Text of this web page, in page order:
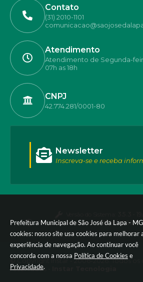
Prefeitura Municipal de São José da Lapa -
cookies: nosso site usa cookies para melhorar
experiência de navegação. Ao continuar você
concorda com a nossa Política de Cookies e
Privacidade.
Contato
(31) 2010-1101
Atendimento
Atendimento de Segunda-
07h as 18h
CNPJ
42.774.281/0001-80
Newsletter
Inscreva-se e receba
Portal atualizado em:07/08/2026
© Copyright Instar - 2006-2026. Todos os
reservados -